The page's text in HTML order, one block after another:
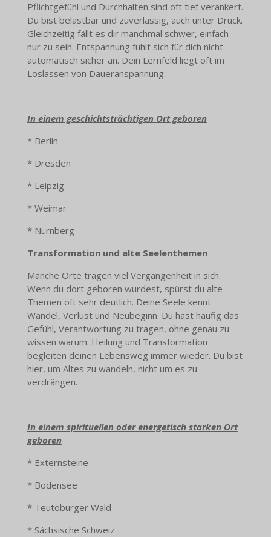
Pflichtgefühl und Durchhalten sind oft tief verankert.
Du bist belastbar und zuverlässig, auch unter Druck.
Gleichzeitig fällt es dir manchmal schwer, einfach
nur zu sein. Entspannung fühlt sich für dich nicht
automatisch sicher an. Dein Lernfeld liegt oft im
Loslassen von Daueranspannung.
In einem geschichtsträchtigen Ort geboren
* Berlin
* Dresden
* Leipzig
* Weimar
* Nürnberg
Transformation und alte Seelenthemen
Manche Orte tragen viel Vergangenheit in sich.
Wenn du dort geboren wurdest, spürst du alte
Themen oft sehr deutlich. Deine Seele kennt
Wandel, Verlust und Neubeginn. Du hast häufig das
Gefühl, Verantwortung zu tragen, ohne genau zu
wissen warum. Heilung und Transformation
begleiten deinen Lebensweg immer wieder. Du bist
hier, um Altes zu wandeln, nicht um es zu
verdrängen.
In einem spirituellen oder energetisch starken Ort
geboren
* Externsteine
* Bodensee
* Teutoburger Wald
* Sächsische Schweiz